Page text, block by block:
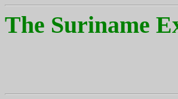
The Suriname